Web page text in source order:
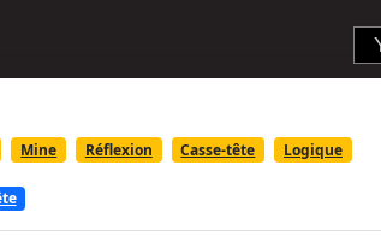
Mine Réflexion Casse-tête Logique